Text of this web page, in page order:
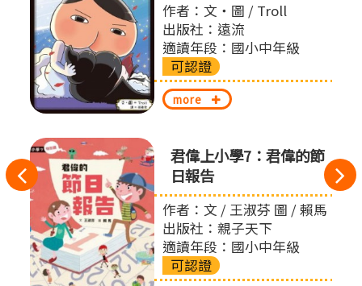
往
左
切
換
作者：文‧圖 / Troll
出版社：遠流
適讀年段：國小中年級
可認證
more
君偉上小學7：君偉的節
日報告
作者：文 / 王淑芬 圖 / 賴馬
出版社：親子天下
適讀年段：國小中年級
可認證